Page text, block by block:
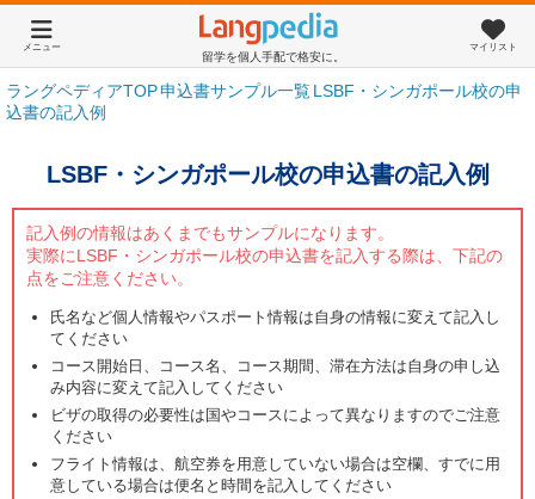
留学を個人手配で格安に。
メニュー マイリスト
ラングペディアTOP申込書サンプル一覧LSBF・シンガポール校の申
込書の記入例
LSBF・シンガポール校の申込書の記入例
記入例の情報はあくまでもサンプルになります。
実際にLSBF・シンガポール校の申込書を記入する際は、下記の
点をご注意ください。
氏名など個人情報やパスポート情報は自身の情報に変えて記入し
てください
コース開始日、コース名、コース期間、滞在方法は自身の申し込
み内容に変えて記入してください
ビザの取得の必要性は国やコースによって異なりますのでご注意
ください
フライト情報は、航空券を用意していない場合は空欄、すでに用
意している場合は便名と時間を記入してください